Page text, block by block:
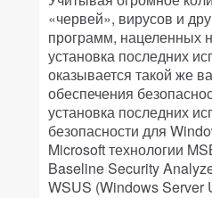
«червей», вирусов и
программ, нацеленных
установка последних
оказывается такой же
обеспечения
установка последних
безопасности для
Microsoft технологии
Baseline Security
WSUS (Windows Server